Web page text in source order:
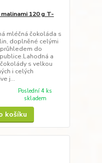
120 g T-
mléčná čokoláda s
doplněné celými
do
a
s velkou
i celých
j...
Poslední 4 ks
skladem
košíku